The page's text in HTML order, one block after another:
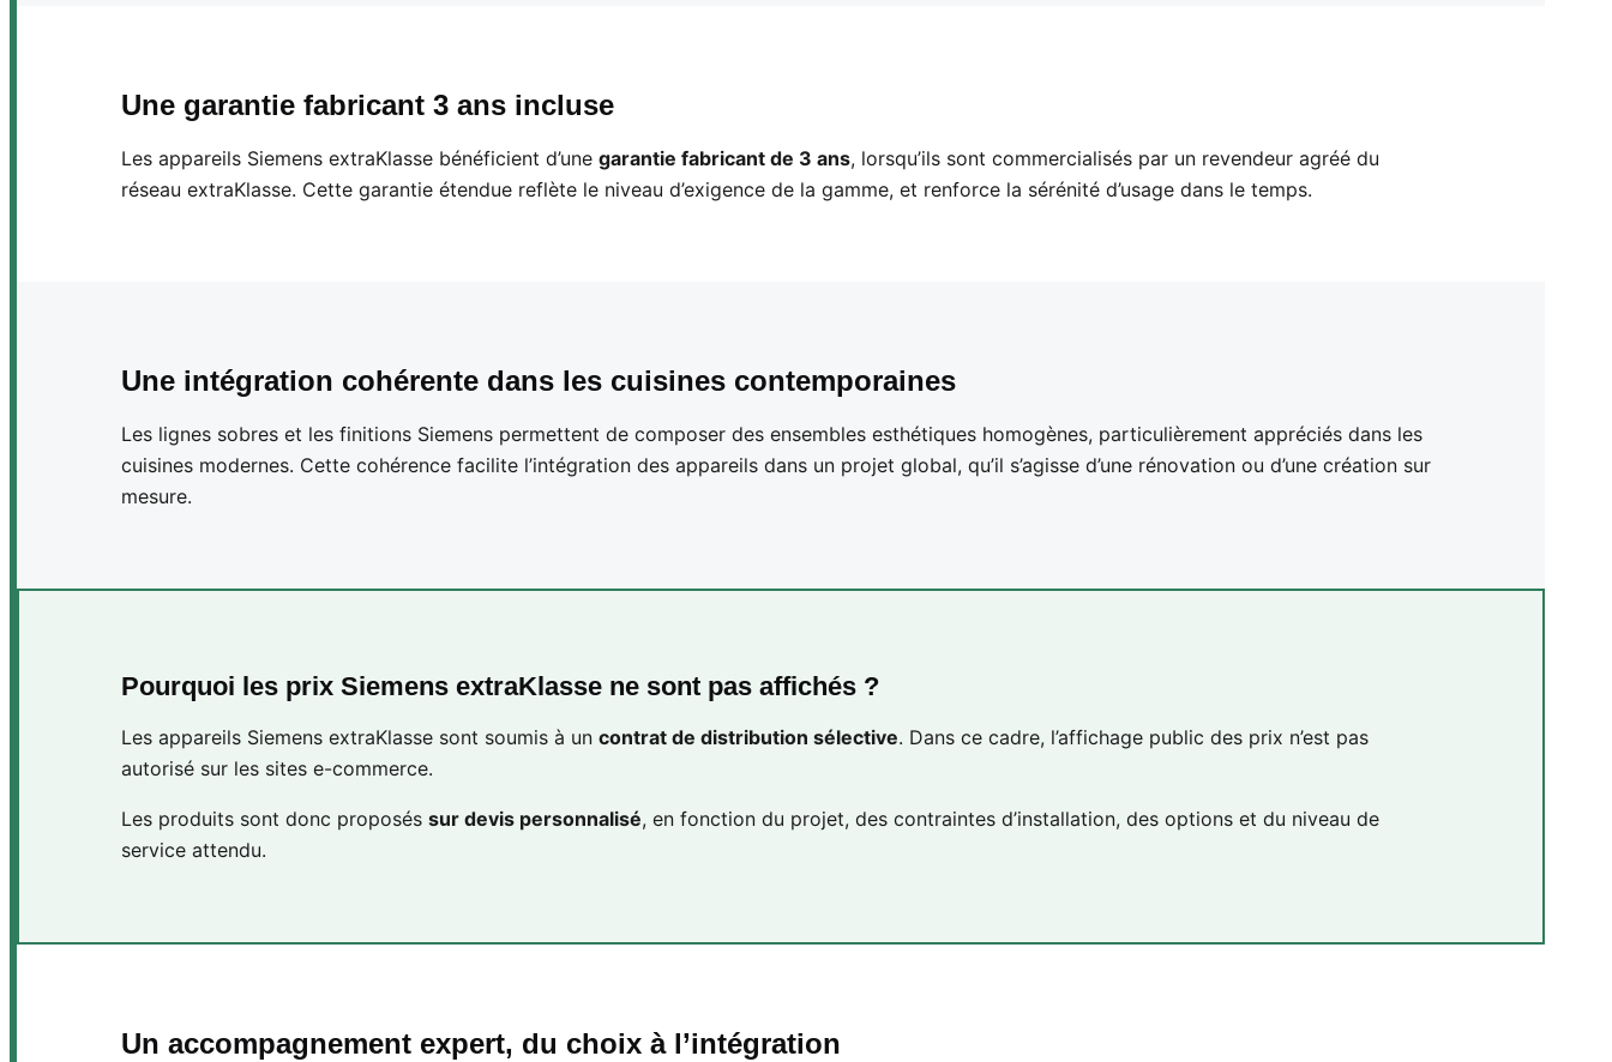
Une garantie fabricant 3 ans incluse
Les appareils Siemens extraKlasse bénéficient d’une garantie fabricant de 3 ans, lorsqu’ils sont commercialisés par un revendeur agréé du
réseau extraKlasse. Cette garantie étendue reflète le niveau d’exigence de la gamme, et renforce la sérénité d’usage dans le temps.
Une intégration cohérente dans les cuisines contemporaines
Les lignes sobres et les finitions Siemens permettent de composer des ensembles esthétiques homogènes, particulièrement appréciés dans les
cuisines modernes. Cette cohérence facilite l’intégration des appareils dans un projet global, qu’il s’agisse d’une rénovation ou d’une création sur
mesure.
Pourquoi les prix Siemens extraKlasse ne sont pas affichés ?
Les appareils Siemens extraKlasse sont soumis à un contrat de distribution sélective. Dans ce cadre, l’affichage public des prix n’est pas
autorisé sur les sites e-commerce.
Les produits sont donc proposés sur devis personnalisé, en fonction du projet, des contraintes d’installation, des options et du niveau de
service attendu.
Un accompagnement expert, du choix à l’intégration